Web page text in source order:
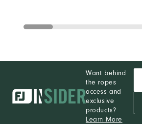
Want behind
the ropes
access and
exclusive
products?
Learn More